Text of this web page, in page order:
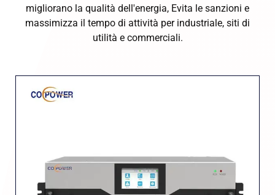
migliorano la qualità dell'energia, Evita le sanzioni e
massimizza il tempo di attività per industriale, siti di
utilità e commerciali.